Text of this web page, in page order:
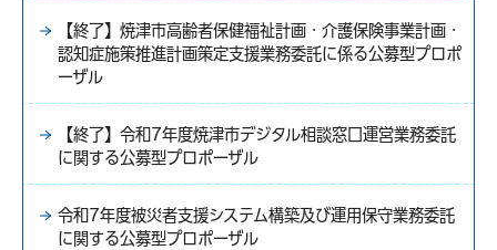
【終了】焼津市高齢者保健福祉計画・介護保険事業計画・
認知症施策推進計画策定支援業務委託に係る公募型プロポ
ーザル
【終了】令和7年度焼津市デジタル相談窓口運営業務委託
に関する公募型プロポーザル
令和7年度被災者支援システム構築及び運用保守業務委託
に関する公募型プロポーザル